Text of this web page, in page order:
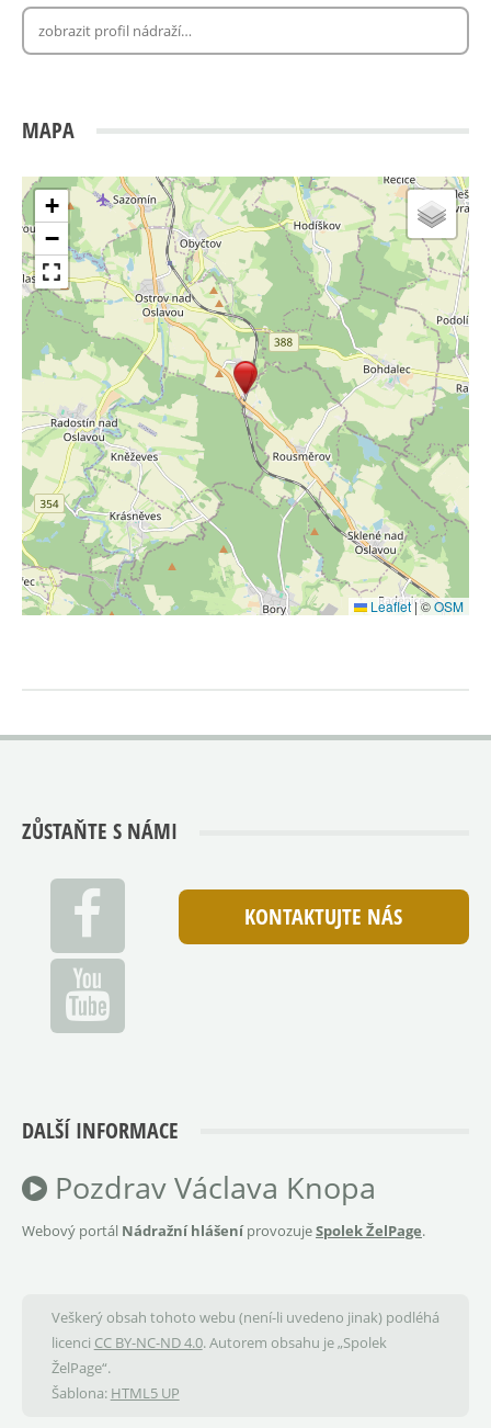
MAPA
+
−
Leaflet|©OSM
ZŮSTAŇTE S NÁMI
KONTAKTUJTE NÁS
DALŠÍ INFORMACE
Pozdrav Václava Knopa
Webový portál Nádražní hlášeníprovozujeSpolek ŽelPage.
Veškerý obsah tohoto webu (není-li uvedeno jinak) podléhá
licenci CC BY-NC-ND 4.0. Autorem obsahu je „Spolek
ŽelPage“.
Šablona: HTML5 UP